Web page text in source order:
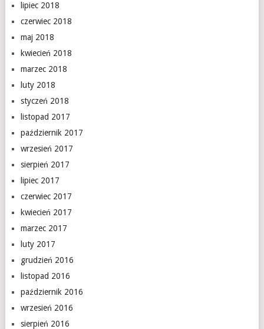
lipiec 2018
czerwiec 2018
maj 2018
kwiecień 2018
marzec 2018
luty 2018
styczeń 2018
listopad 2017
październik 2017
wrzesień 2017
sierpień 2017
lipiec 2017
czerwiec 2017
kwiecień 2017
marzec 2017
luty 2017
grudzień 2016
listopad 2016
październik 2016
wrzesień 2016
sierpień 2016